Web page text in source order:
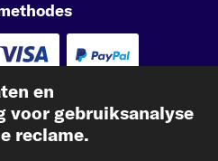
en
voor gebruiksanalyse
reclame.